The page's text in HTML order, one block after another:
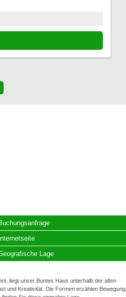
Internetseite
Lage
liegt unser Buntes Haus unterhalb der alten
und Kreativität. Die Formen erzählen Bewegung.